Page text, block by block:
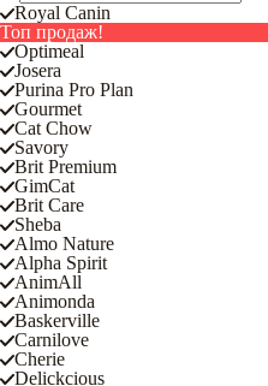
Royal Canin
Топ продаж!
Optimeal
Josera
Purina Pro Plan
Gourmet
Cat Chow
Savory
Brit Premium
GimCat
Brit Care
Sheba
Almo Nature
Alpha Spirit
AnimAll
Animonda
Baskerville
Carnilove
Cherie
Delickcious